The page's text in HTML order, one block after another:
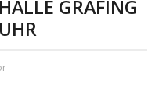
GRAFING